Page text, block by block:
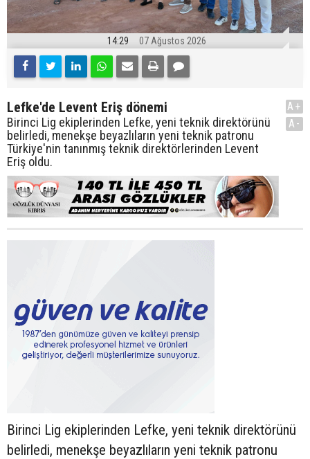
14:29 07 Ağustos 2026
Lefke'de Levent Eriş dönemi
Birinci Lig ekiplerinden Lefke, yeni teknik direktörünü
belirledi, menekşe beyazlıların yeni teknik patronu
Türkiye'nin tanınmış teknik direktörlerinden Levent
Eriş oldu.
A+
A-
Birinci Lig ekiplerinden Lefke, yeni teknik direktörünü
belirledi, menekşe beyazlıların yeni teknik patronu